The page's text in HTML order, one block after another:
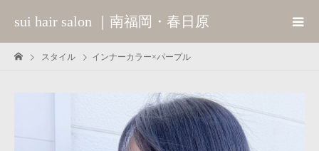
sui hair salon ｜南福岡・春日原
スタイル インナーカラー×パープル